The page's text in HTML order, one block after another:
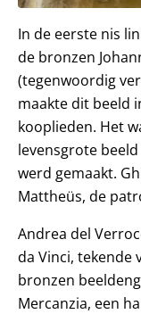
In de eerste nis
de bronzen
(tegenwoordig
maakte dit beeld
kooplieden. Het
levensgrote
werd gemaakt.
Mattheüs, de
Andrea del
da Vinci, tekende
bronzen
Mercanzia, een